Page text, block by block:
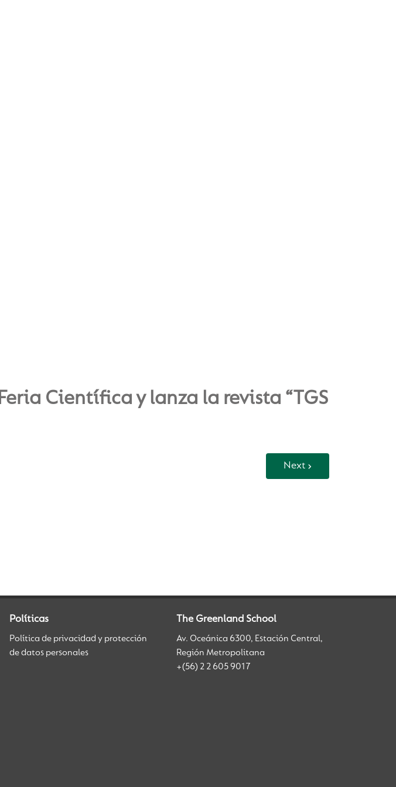
Científica y lanza la revista “TGS
Next
Políticas
Política de privacidad y protección
de datos personales
The Greenland School
Av. Oceánica 6300, Estación Central,
Región Metropolitana
+(56) 2 2 605 9017